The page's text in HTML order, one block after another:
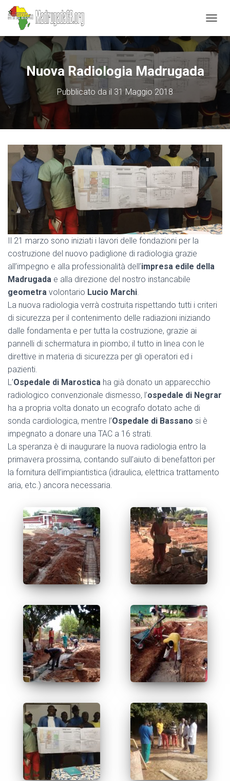
A
V
I
N
E
O
G
L
E
Nuova Radiologia Madrugada
Pubblicato da il 31 Maggio 2018
Il 21 marzo sono iniziati i lavori delle fondazioni per la
costruzione del nuovo padiglione di radiologia grazie
all’impegno e alla professionalità dell’impresa edile della
Madrugada e alla direzione del nostro instancabile
geometra volontario Lucio Marchi.
La nuova radiologia verrà costruita rispettando tutti i criteri
di sicurezza per il contenimento delle radiazioni iniziando
dalle fondamenta e per tutta la costruzione, grazie ai
pannelli di schermatura in piombo; il tutto in linea con le
direttive in materia di sicurezza per gli operatori ed i
pazienti.
L’Ospedale di Marostica ha già donato un apparecchio
radiologico convenzionale dismesso, l’ospedale di Negrar
ha a propria volta donato un ecografo dotato ache di
sonda cardiologica, mentre l’Ospedale di Bassano si è
impegnato a donare una TAC a 16 strati.
La speranza è di inaugurare la nuova radiologia entro la
primavera prossima, contando sull’aiuto di benefattori per
la fornitura dell’impiantistica (idraulica, elettrica trattamento
aria, etc.) ancora necessaria.